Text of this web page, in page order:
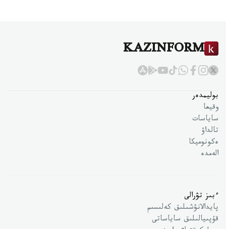
KAZINFORM
بوليمدەر
وقيعا
ساياسات
تالداۋ
ەكونوميكا
الەمدە
ءبىز تۋرالى
پايدالانۋشىلىق كەلىسىم
قۇپىيالىلىق ساياساتى